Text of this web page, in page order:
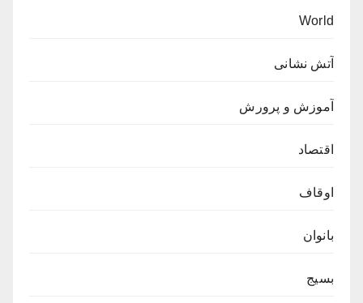
World
آتش نشانی
آموزش و پرورش
اقتصاد
اوقاف
بانوان
بسیج